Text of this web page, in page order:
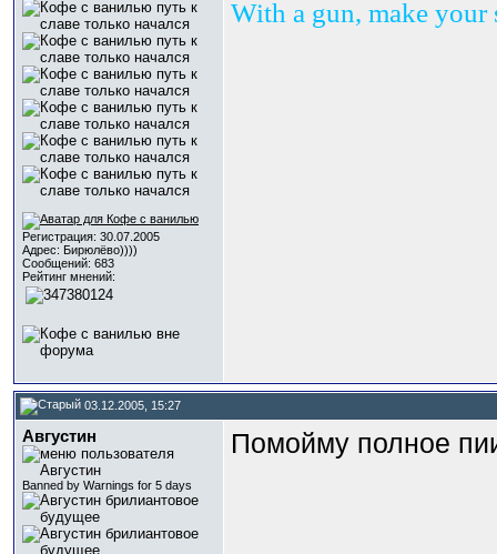
Регистрация: 30.07.2005
Адрес: Бирюлёво))))
Сообщений: 683
Рейтинг мнений:
With a gun, make your
03.12.2005, 15:27
Августин
Banned by Warnings for 5 days
Помойму полное